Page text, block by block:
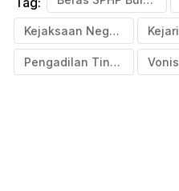
Kejaksaan Negeri Bulukumba
Pengadilan Tinggi Negeri Makassar Vonis